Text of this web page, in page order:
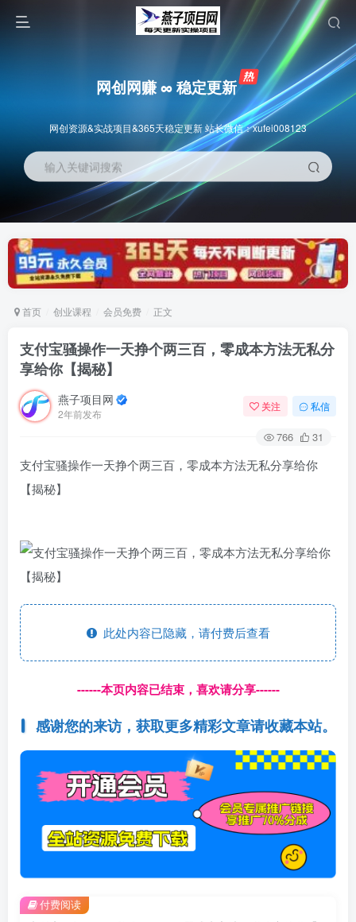
网创网赚 ∞ 稳定更新
网创资源&实战项目&365天稳定更新 站长微信：xufei008123
输入关键词搜索
首页 创业课程 会员免费 正文
支付宝骚操作一天挣个两三百，零成本方法无私分
享给你【揭秘】
燕子项目网
2年前发布
关注 私信
766 31
支付宝骚操作一天挣个两三百，零成本方法无私分享给你
【揭秘】
此处内容已隐藏，请付费后查看
------本页内容已结束，喜欢请分享------
感谢您的来访，获取更多精彩文章请收藏本站。
付费阅读